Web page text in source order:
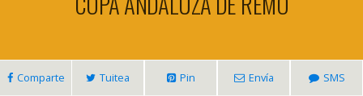
Comparte Tuitea Pin Envía SMS